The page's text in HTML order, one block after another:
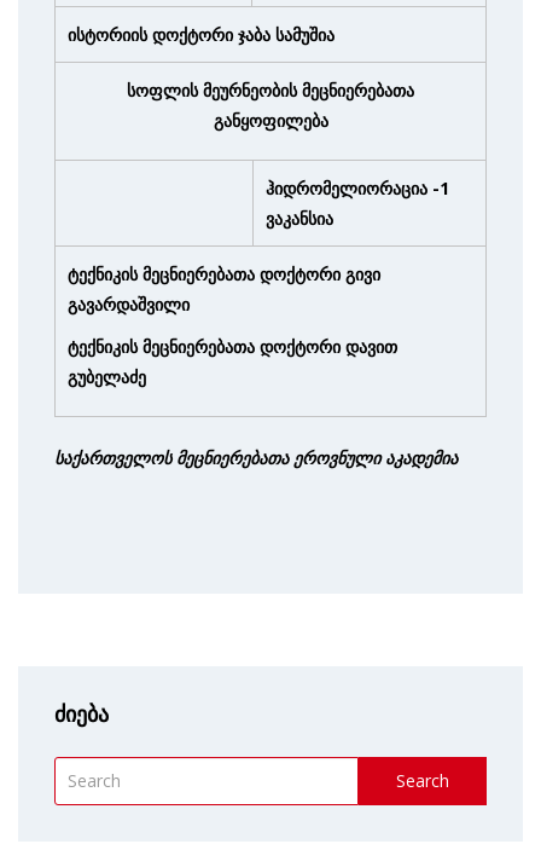
ისტორიის დოქტორი ჯაბა სამუშია
სოფლის მეურნეობის მეცნიერებათა
განყოფილება
ჰიდრომელიორაცია -1
ვაკანსია
ტექნიკის მეცნიერებათა დოქტორი გივი
გავარდაშვილი
ტექნიკის მეცნიერებათა დოქტორი დავით
გუბელაძე
საქართველოს მეცნიერებათა ეროვნული აკადემია
ძიება
Search